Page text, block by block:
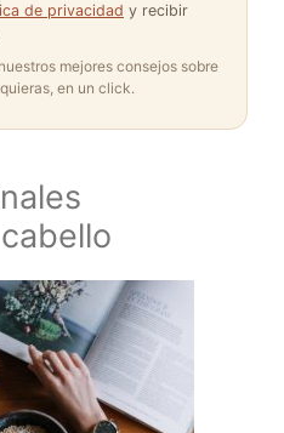
de privacidad y recibir
mejores consejos sobre
en un click.